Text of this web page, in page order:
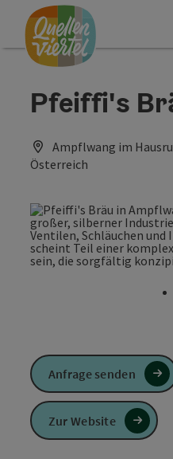
Zum Inhalt
Zur Navigation
Zum Seitenanfang
Pfeiffi's
Ampflwang im
Österreich
Anfrage senden
Zur Website